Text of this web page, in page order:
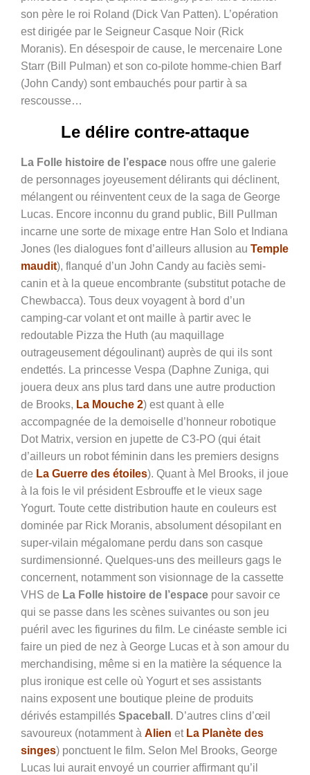
son père le roi Roland (Dick Van Patten). L’opération
est dirigée par le Seigneur Casque Noir (Rick
Moranis). En désespoir de cause, le mercenaire Lone
Starr (Bill Pulman) et son co-pilote homme-chien Barf
(John Candy) sont embauchés pour partir à sa
rescousse…
Le délire contre-attaque
La Folle histoire de l’espace nous offre une galerie
de personnages joyeusement délirants qui déclinent,
mélangent ou réinventent ceux de la saga de George
Lucas. Encore inconnu du grand public, Bill Pullman
incarne une sorte de mixage entre Han Solo et Indiana
Jones (les dialogues font d’ailleurs allusion au Temple
maudit), flanqué d’un John Candy au faciès semi-
canin et à la queue encombrante (substitut potache de
Chewbacca). Tous deux voyagent à bord d’un
camping-car volant et ont maille à partir avec le
redoutable Pizza the Huth (au maquillage
outrageusement dégoulinant) auprès de qui ils sont
endettés. La princesse Vespa (Daphne Zuniga, qui
jouera deux ans plus tard dans une autre production
de Brooks, La Mouche 2) est quant à elle
accompagnée de la demoiselle d’honneur robotique
Dot Matrix, version en jupette de C3-PO (qui était
d’ailleurs un robot féminin dans les premiers designs
de La Guerre des étoiles). Quant à Mel Brooks, il joue
à la fois le vil président Esbrouffe et le vieux sage
Yogurt. Toute cette distribution haute en couleurs est
dominée par Rick Moranis, absolument désopilant en
super-vilain mégalomane perdu dans son casque
surdimensionné. Quelques-uns des meilleurs gags le
concernent, notamment son visionnage de la cassette
VHS de La Folle histoire de l’espace pour savoir ce
qui se passe dans les scènes suivantes ou son jeu
puéril avec les figurines du film. Le cinéaste semble ici
faire un pied de nez à George Lucas et à son amour du
merchandising, même si en la matière la séquence la
plus ironique est celle où Yogurt et ses assistants
nains exposent une boutique pleine de produits
dérivés estampillés Spaceball . D’autres clins d’œil
savoureux (notamment à Alien et La Planète des
singes) ponctuent le film. Selon Mel Brooks, George
Lucas lui aurait envoyé un courrier affirmant qu’il